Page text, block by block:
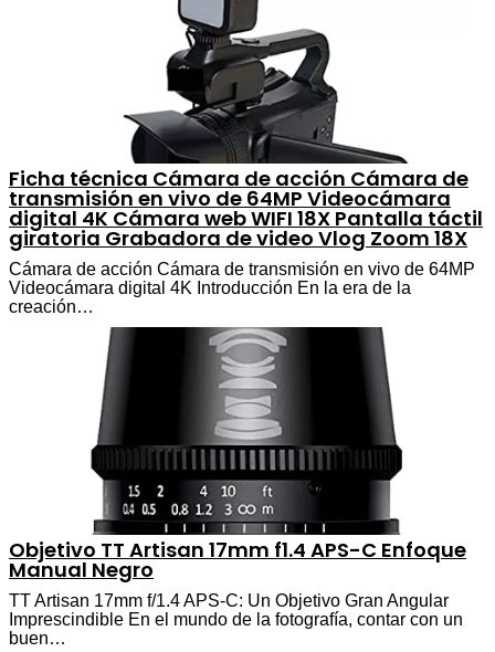
Ficha técnica Cámara de acción Cámara de
transmisión en vivo de 64MP Videocámara
digital 4K Cámara web WIFI 18X Pantalla táctil
giratoria Grabadora de video Vlog Zoom 18X
Cámara de acción Cámara de transmisión en vivo de 64MP
Videocámara digital 4K Introducción En la era de la
creación…
Objetivo TT Artisan 17mm f1.4 APS-C Enfoque
Manual Negro
TT Artisan 17mm f/1.4 APS-C: Un Objetivo Gran Angular
Imprescindible En el mundo de la fotografía, contar con un
buen…